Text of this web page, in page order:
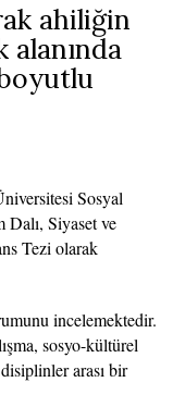
ahiliğin
Sosyal
Siyaset ve
Tezi olarak
incelemektedir.
sosyo-kültürel
arası bir